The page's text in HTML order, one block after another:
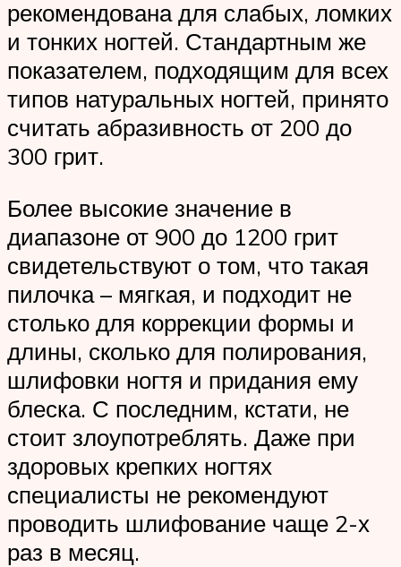
рекомендована для слабых, ломких
и тонких ногтей. Стандартным же
показателем, подходящим для всех
типов натуральных ногтей, принято
считать абразивность от 200 до
300 грит.
Более высокие значение в
диапазоне от 900 до 1200 грит
свидетельствуют о том, что такая
пилочка – мягкая, и подходит не
столько для коррекции формы и
длины, сколько для полирования,
шлифовки ногтя и придания ему
блеска. С последним, кстати, не
стоит злоупотреблять. Даже при
здоровых крепких ногтях
специалисты не рекомендуют
проводить шлифование чаще 2-х
раз в месяц.